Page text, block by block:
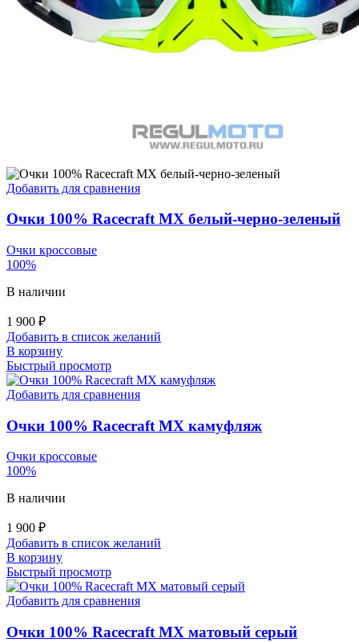
Добавить для сравнения
Очки 100% Racecraft MX белый-черно-зеленый
Очки кроссовые
100%
В наличии
1 900 ₽
Добавить в список желаний
В корзину
Быстрый просмотр
Добавить для сравнения
Очки 100% Racecraft MX камуфляж
Очки кроссовые
100%
В наличии
1 900 ₽
Добавить в список желаний
В корзину
Быстрый просмотр
Добавить для сравнения
Очки 100% Racecraft MX матовый серый